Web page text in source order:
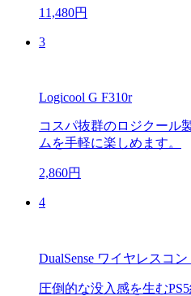
11,480円
3
Logicool G F310r
コスパ抜群のロジクール
ムを手軽に楽しめます。
2,860円
4
DualSense ワイヤレスコ
圧倒的な没入感を生む